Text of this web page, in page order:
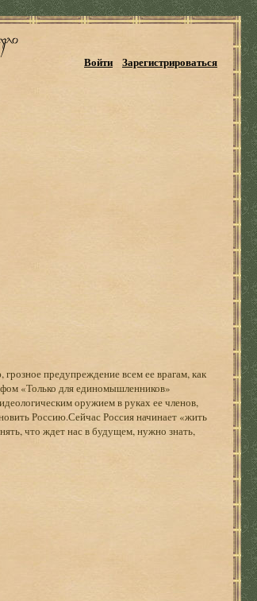
Войти Зарегистрироваться
предупреждение всем ее врагам, как
«Только для единомышленников»
оружием в руках ее членов,
Россию.Сейчас Россия начинает «жить
что ждет нас в будущем, нужно знать,